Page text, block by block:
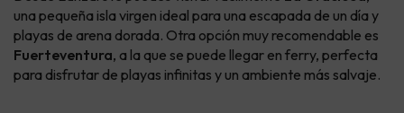
una pequeña isla virgen ideal para una escapada de un día y
playas de arena dorada. Otra opción muy recomendable es
Fuerteventura, a la que se puede llegar en ferry, perfecta
para disfrutar de playas infinitas y un ambiente más salvaje.